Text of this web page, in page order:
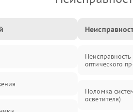
оптического
Поломка
осветителя)